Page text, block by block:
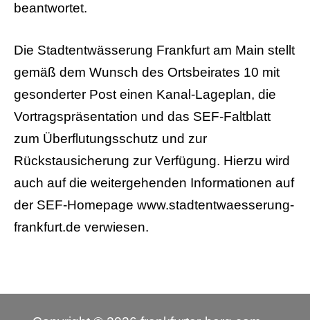
beantwortet.
Die Stadtentwässerung Frankfurt am Main stellt
gemäß dem Wunsch des Ortsbeirates 10 mit
gesonderter Post einen Kanal-Lageplan, die
Vortragspräsentation und das SEF-Faltblatt
zum Überflutungsschutz und zur
Rückstausicherung zur Verfügung. Hierzu wird
auch auf die weitergehenden Informationen auf
der SEF-Homepage www.stadtentwaesserung-
frankfurt.de verwiesen.